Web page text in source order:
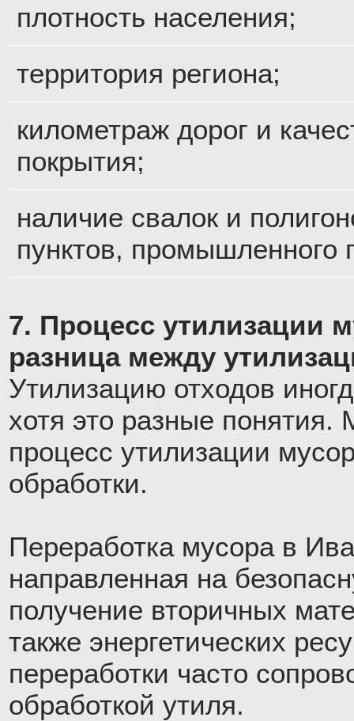
плотность населения;
территория региона;
километраж дорог и
покрытия;
наличие свалок и
пунктов, промышленного
7. Процесс утилизации
разница между
Утилизацию отходов
хотя это разные понятия.
процесс утилизации
обработки.
Переработка мусора в
направленная на
получение вторичных
также энергетических
переработки часто
обработкой утиля.